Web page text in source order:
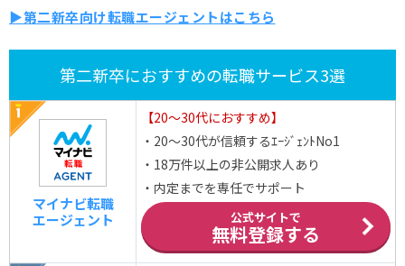
▶第二新卒向け転職エージェントはこちら
第二新卒におすすめの転職サービス3選
マイナビ転職
エージェント
【20～30代におすすめ】
・20～30代が信頼するｴｰｼﾞｪﾝﾄNo1
・18万件以上の非公開求人あり
・内定までを専任でサポート
公式サイトで
無料登録する